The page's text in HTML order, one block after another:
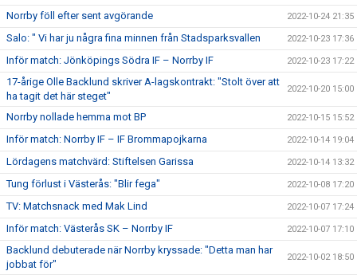
Norrby föll efter sent avgörande 2022-10-24 21:35
Salo: " Vi har ju några fina minnen från Stadsparksvallen 2022-10-23 17:36
Inför match: Jönköpings Södra IF – Norrby IF 2022-10-23 17:22
17-årige Olle Backlund skriver A-lagskontrakt: "Stolt över att
ha tagit det här steget"
2022-10-20 15:00
Norrby nollade hemma mot BP 2022-10-15 15:52
Inför match: Norrby IF – IF Brommapojkarna 2022-10-14 19:04
Lördagens matchvärd: Stiftelsen Garissa 2022-10-14 13:32
Tung förlust i Västerås: "Blir fega" 2022-10-08 17:20
TV: Matchsnack med Mak Lind 2022-10-07 17:24
Inför match: Västerås SK – Norrby IF 2022-10-07 17:10
Backlund debuterade när Norrby kryssade: "Detta man har
jobbat för"
2022-10-02 18:50